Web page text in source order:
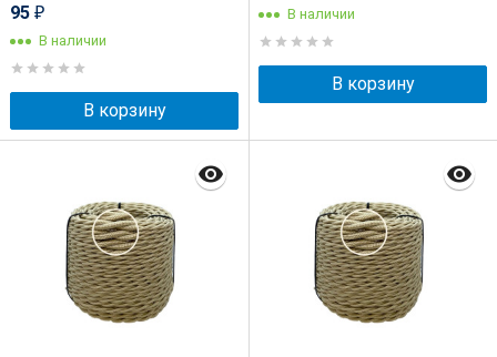
95 ₽
В наличии
В корзину
В наличии
В корзину